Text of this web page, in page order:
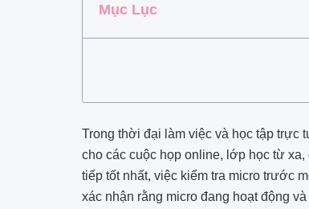
Mục Lục
Trong thời đại làm việc và học tập trực
cho các cuộc họp online, lớp học từ
tiếp tốt nhất, việc kiểm tra micro trước
xác nhận rằng micro đang hoạt động